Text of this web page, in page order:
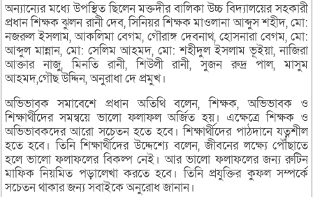
অন্যান্যের মধ্যে উপস্থিত ছিলেন মক্তদীর বালিকা উচ্চ বিদ্যালয়ের সহকারী
প্রধান শিক্ষক ঝুলন রানী দেব, সিনিয়র শিক্ষক মাওলানা আব্দুস শহীদ, মো:
নজরুল ইসলাম, আকলিমা বেগম, গৌরাঙ্গ দেবনাথ, হোসনারা বেগম, মো:
আব্দুল মান্নান, মো: সেলিম আহমদ, মো: শহীদুল ইসলাম ভূইয়া, নাজিরা
আক্তার নাজু, মিনতি রানী, শিউলী রানী, সুজন রুদ্র পাল, মাসুম
আহমদ,গৌছ উদ্দিন, অনুরাধা দে প্রমুখ।
অভিভাবক সমাবেশে প্রধান অতিথি বলেন, শিক্ষক, অভিভাবক ও
শিক্ষার্থীদের সমন্বয়ে ভালো ফলাফল অর্জিত হয়। এক্ষেত্রে শিক্ষক ও
অভিভাবকদের আরো সচেতন হতে হবে। শিক্ষার্থীদের পাঠদানে যত্নশীল
হতে হবে। তিনি শিক্ষার্থীদের উদ্দেশ্যে বলেন, জীবনের লক্ষ্যে পৌঁছাতে
হলে ভালো ফলাফলের বিকল্প নেই। আর ভালো ফলাফলের জন্য রুটিন
মাফিক নিয়মিত পড়ালেখা করতে হবে। তিনি প্রযুক্তির কুফল সম্পর্কে
সচেতন থাকার জন্য সবাইকে অনুরোধ জানান।